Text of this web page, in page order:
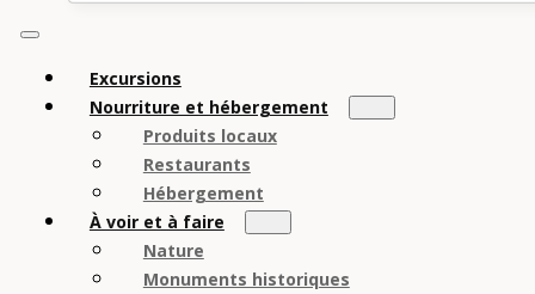
Excursions
Nourriture et hébergement
Produits locaux
Restaurants
Hébergement
À voir et à faire
Nature
Monuments historiques